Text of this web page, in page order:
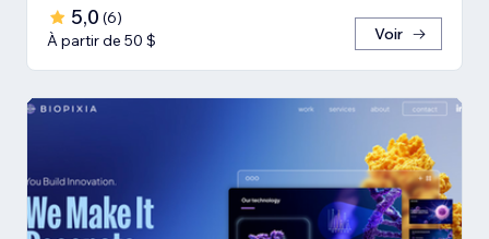
5,0 (6)
À partir de 50 $
Voir